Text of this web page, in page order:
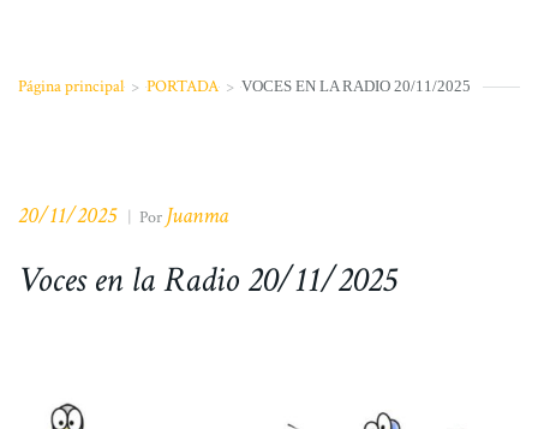
Página principal > PORTADA > VOCES EN LA RADIO 20/11/2025
20/11/2025 | Por Juanma
Voces en la Radio 20/11/2025